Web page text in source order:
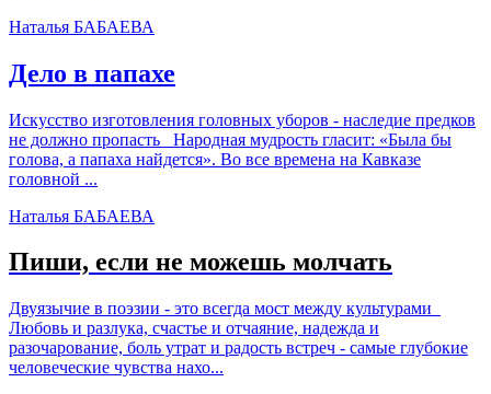
Наталья БАБАЕВА
Дело в папахе
Искусство изготовления головных уборов - наследие предков
не должно пропасть Народная мудрость гласит: «Была бы
голова, а папаха найдется». Во все времена на Кавказе
головной ...
Наталья БАБАЕВА
Пиши, если не можешь молчать
Двуязычие в поэзии - это всегда мост между культурами
Любовь и разлука, счастье и отчаяние, надежда и
разочарование, боль утрат и радость встреч - самые глубокие
человеческие чувства нахо...